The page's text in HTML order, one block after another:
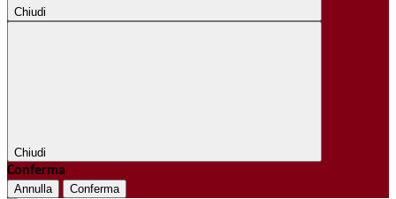
Chiudi
Chiudi
Conferma
Annulla Conferma